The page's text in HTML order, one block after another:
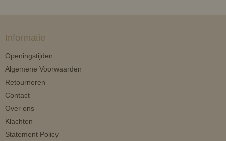
Informatie
Openingstijden
Algemene Voorwaarden
Retourneren
Contact
Over ons
Klachten
Statement Policy